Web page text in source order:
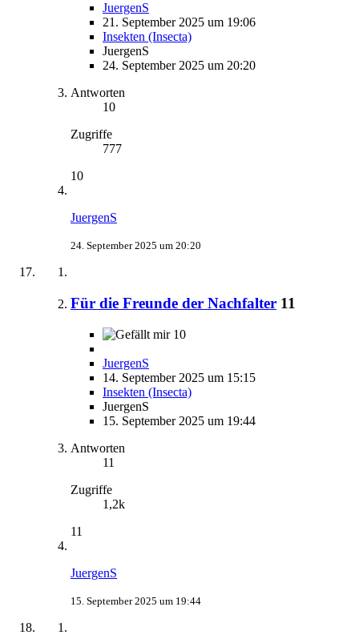
JuergenS
21. September 2025 um 19:06
Insekten (Insecta)
JuergenS
24. September 2025 um 20:20
Antworten
10
Zugriffe
777
10
JuergenS
24. September 2025 um 20:20
Für die Freunde der Nachfalter 11
10
JuergenS
14. September 2025 um 15:15
Insekten (Insecta)
JuergenS
15. September 2025 um 19:44
Antworten
11
Zugriffe
1,2k
11
JuergenS
15. September 2025 um 19:44